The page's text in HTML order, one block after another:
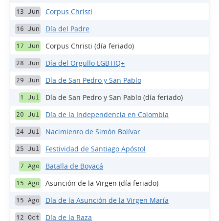
13 Jun Corpus Christi
16 Jun Día del Padre
17 Jun Corpus Christi (día feriado)
28 Jun Día del Orgullo LGBTIQ+
29 Jun Día de San Pedro y San Pablo
1 Jul Día de San Pedro y San Pablo (día feriado)
20 Jul Día de la Independencia en Colombia
24 Jul Nacimiento de Simón Bolívar
25 Jul Festividad de Santiago Apóstol
7 Ago Batalla de Boyacá
15 Ago Asunción de la Virgen (día feriado)
15 Ago Día de la Asunción de la Virgen María
12 Oct Día de la Raza